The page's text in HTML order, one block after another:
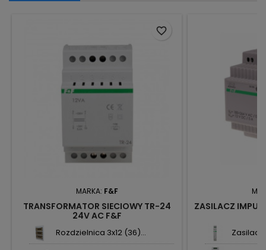
MARKA: F&F
TRANSFORMATOR SIECIOWY TR-24
24V AC F&F
Rozdzielnica 3x12 (36)...
favorite_border
ZASILACZ
Zasilacz